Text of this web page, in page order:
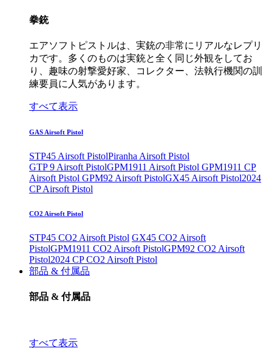
拳銃
エアソフトピストルは、実銃の非常にリアルなレプリ
カです。多くのものは実銃と全く同じ外観をしてお
り、趣味の射撃愛好家、コレクター、法執行機関の訓
練要員に人気があります。
すべて表示
GAS Airsoft Pistol
STP45 Airsoft PistolPiranha Airsoft Pistol
GTP 9 Airsoft PistolGPM1911 Airsoft Pistol GPM1911 CP
Airsoft Pistol GPM92 Airsoft PistolGX45 Airsoft Pistol2024
CP Airsoft Pistol
CO2 Airsoft Pistol
STP45 CO2 Airsoft Pistol GX45 CO2 Airsoft
PistolGPM1911 CO2 Airsoft PistolGPM92 CO2 Airsoft
Pistol2024 CP CO2 Airsoft Pistol
部品 & 付属品
部品 & 付属品
すべて表示